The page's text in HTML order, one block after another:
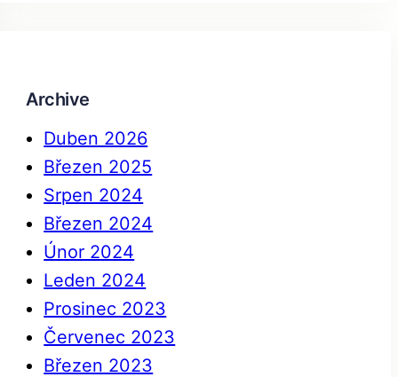
h
Archive
Duben 2026
Březen 2025
Srpen 2024
Březen 2024
Únor 2024
Leden 2024
Prosinec 2023
Červenec 2023
Březen 2023